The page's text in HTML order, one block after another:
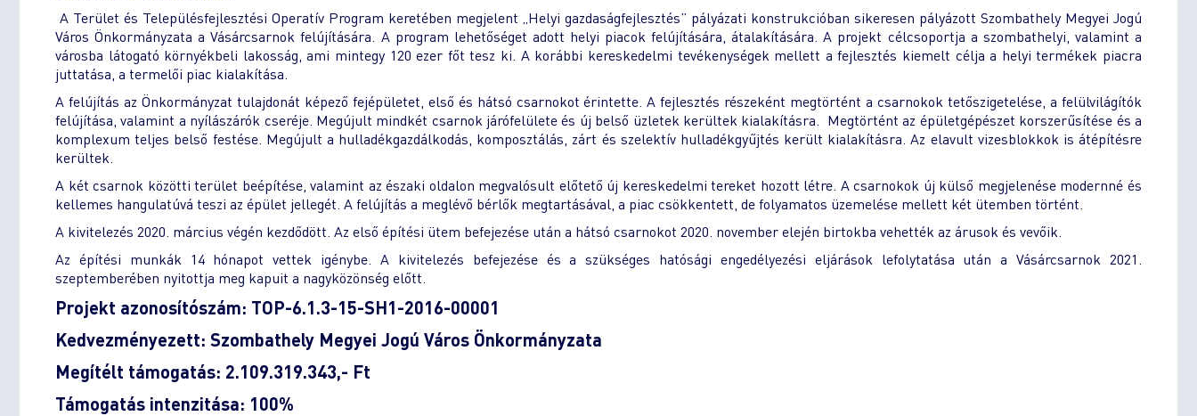
A Terület és Településfejlesztési Operatív Program keretében megjelent „Helyi gazdaságfejlesztés” pályázati konstrukcióban sikeresen pályázott Szombathely Megyei Jogú
Város Önkormányzata a Vásárcsarnok felújítására. A program lehetőséget adott helyi piacok felújítására, átalakítására. A projekt célcsoportja a szombathelyi, valamint a
városba látogató környékbeli lakosság, ami mintegy 120 ezer főt tesz ki. A korábbi kereskedelmi tevékenységek mellett a fejlesztés kiemelt célja a helyi termékek piacra
juttatása, a termelői piac kialakítása.
A felújítás az Önkormányzat tulajdonát képező fejépületet, első és hátsó csarnokot érintette. A fejlesztés részeként megtörtént a csarnokok tetőszigetelése, a felülvilágítók
felújítása, valamint a nyílászárók cseréje. Megújult mindkét csarnok járófelülete és új belső üzletek kerültek kialakításra. Megtörtént az épületgépészet korszerűsítése és a
komplexum teljes belső festése. Megújult a hulladékgazdálkodás, komposztálás, zárt és szelektív hulladékgyűjtés került kialakításra. Az elavult vizesblokkok is átépítésre
kerültek.
A két csarnok közötti terület beépítése, valamint az északi oldalon megvalósult előtető új kereskedelmi tereket hozott létre. A csarnokok új külső megjelenése modernné és
kellemes hangulatúvá teszi az épület jellegét. A felújítás a meglévő bérlők megtartásával, a piac csökkentett, de folyamatos üzemelése mellett két ütemben történt.
A kivitelezés 2020. március végén kezdődött. Az első építési ütem befejezése után a hátsó csarnokot 2020. november elején birtokba vehették az árusok és vevőik.
Az építési munkák 14 hónapot vettek igénybe. A kivitelezés befejezése és a szükséges hatósági engedélyezési eljárások lefolytatása után a Vásárcsarnok 2021.
szeptemberében nyitottja meg kapuit a nagyközönség előtt.
Projekt azonosítószám: TOP-6.1.3-15-SH1-2016-00001
Kedvezményezett: Szombathely Megyei Jogú Város Önkormányzata
Megítélt támogatás: 2.109.319.343,- Ft
Támogatás intenzitása: 100%